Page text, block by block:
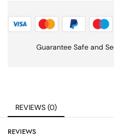
Guarantee Safe and
REVIEWS (0)
REVIEWS